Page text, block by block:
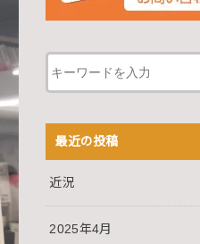
最近の投稿
近況
2025年4月